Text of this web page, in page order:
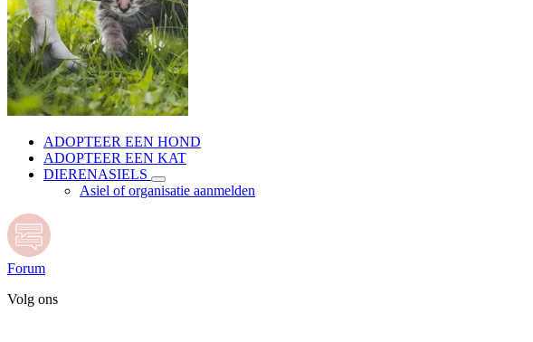
ADOPTEER EEN HOND
ADOPTEER EEN KAT
DIERENASIELS
Asiel of organisatie aanmelden
Forum
Volg ons